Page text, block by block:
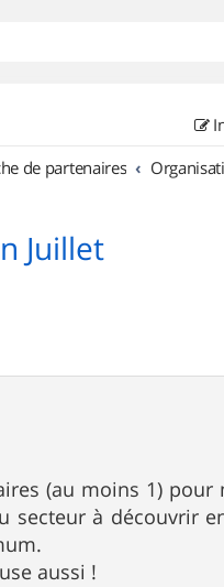
de partenaires
Juillet
(au moins 1)
secteur à découvrir
aussi !